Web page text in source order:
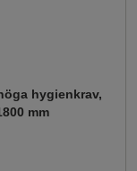
hygienkrav,
mm